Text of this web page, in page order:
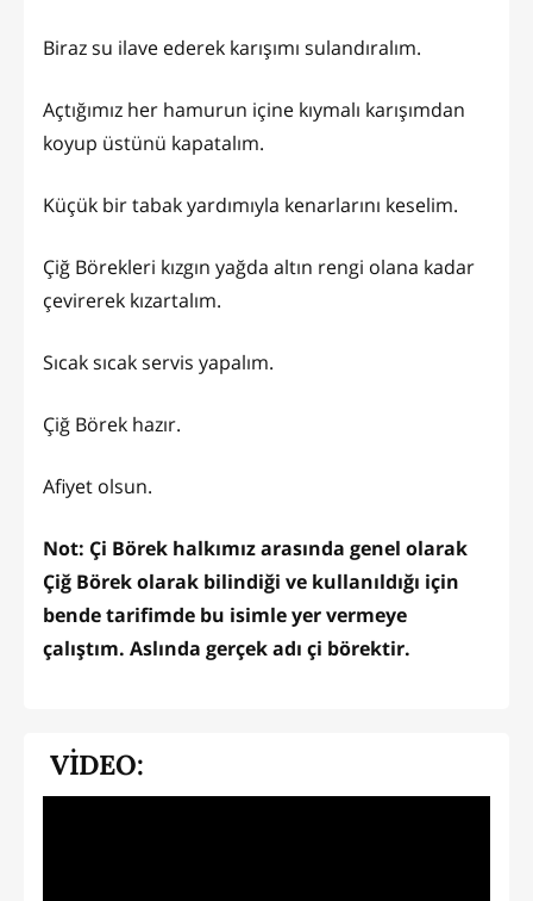
Biraz su ilave ederek karışımı sulandıralım.
Açtığımız her hamurun içine kıymalı karışımdan
koyup üstünü kapatalım.
Küçük bir tabak yardımıyla kenarlarını keselim.
Çiğ Börekleri kızgın yağda altın rengi olana kadar
çevirerek kızartalım.
Sıcak sıcak servis yapalım.
Çiğ Börek hazır.
Afiyet olsun.
Not: Çi Börek halkımız arasında genel olarak
Çiğ Börek olarak bilindiği ve kullanıldığı için
bende tarifimde bu isimle yer vermeye
çalıştım. Aslında gerçek adı çi börektir.
VİDEO: